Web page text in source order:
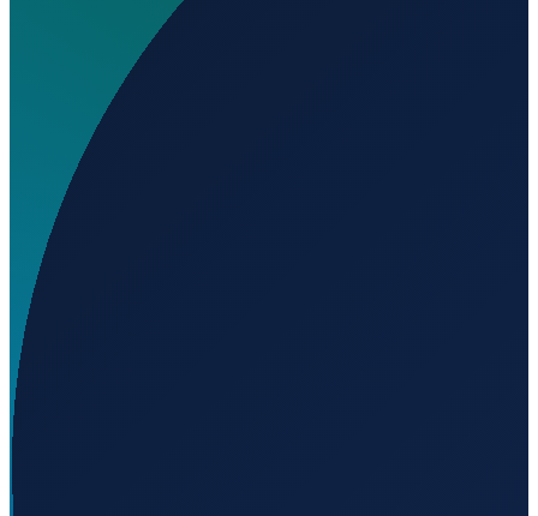
Wo liegt Aeroclube de Buritis Airport?
Wird geladen...
-10.20674
Sao Paulo